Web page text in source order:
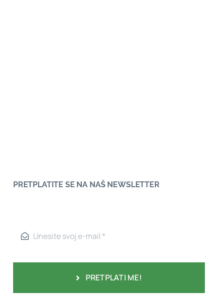
PRETPLATITE SE NA NAŠ NEWSLETTER
PRETPLATI ME!